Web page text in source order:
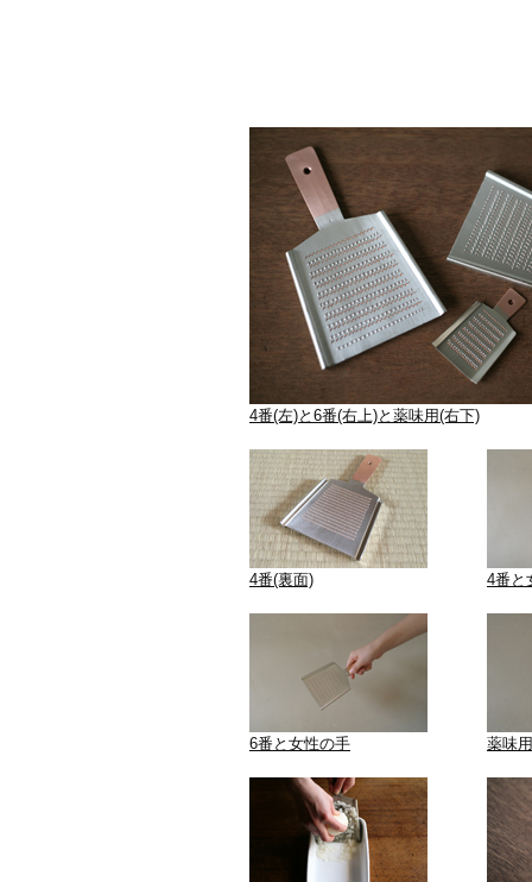
4番(左)と6番(右上)と薬味用(右下)
4番(裏面) 4番と
6番と女性の手 薬味